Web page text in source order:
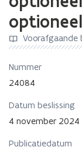
24084
scheiding
van
goederen
optioneel
verblijvingsbeding
optioneel
toekenningsbeding
Voorafgaande
Nummer
24084
Datum beslissing
4 november 2024
Publicatiedatum